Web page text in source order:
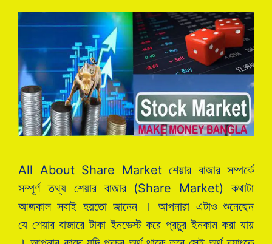
All About Share Market শেয়ার বাজার সম্পর্কে
সম্পূর্ণ তথ্য শেয়ার বাজার (Share Market) কথাটা
আজকাল সবাই হয়তো জানেন । আপনারা এটাও শুনেছেন
যে শেয়ার বাজারে টাকা ইনভেস্ট করে প্রচুর ইনকাম করা যায়